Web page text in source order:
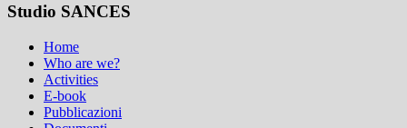
Studio SANCES
Home
Who are we?
Activities
E-book
Pubblicazioni